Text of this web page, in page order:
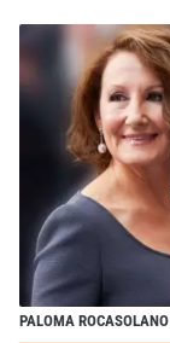
PALOMA ROCASOLANO